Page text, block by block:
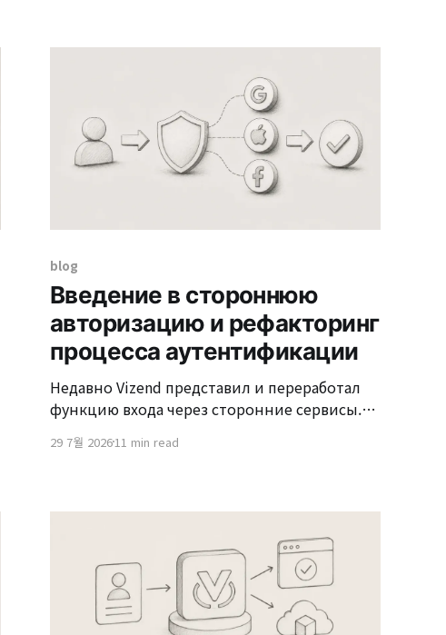
обеспечения ценность Agile постоянно
подчеркивается как методология для
реагирования на высокую
неопределенность на рыночных рынках.
Суть методологии Agile заключается
blog
Введение в стороннюю
авторизацию и рефакторинг
процесса аутентификации
Недавно Vizend представил и переработал
функцию входа через сторонние сервисы.
проверять пользователя с помощью
связывая результат с внутренней системой
пользователей Vizend. На экране для
пользователя это выглядит как кнопка
«Войти с помощью внешней учетной
записи»
29 7월 202611 min read